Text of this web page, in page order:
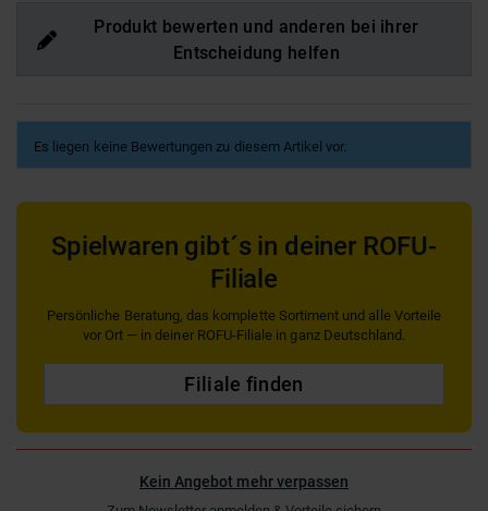
Produkt bewerten und anderen bei ihrer
Entscheidung helfen
Es liegen keine Bewertungen zu diesem Artikel vor.
Spielwaren gibt´s in deiner ROFU-
Filiale
Persönliche Beratung, das komplette Sortiment und alle Vorteile
vor Ort — in deiner ROFU-Filiale in ganz Deutschland.
Filiale finden
Kein Angebot mehr verpassen